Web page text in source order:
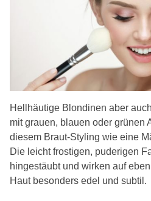
Hellhäutige Blondinen aber
mit grauen, blauen oder grünen
diesem Braut-Styling wie eine
Die leicht frostigen, puderigen
hingestäubt und wirken auf
Haut besonders edel und subtil.